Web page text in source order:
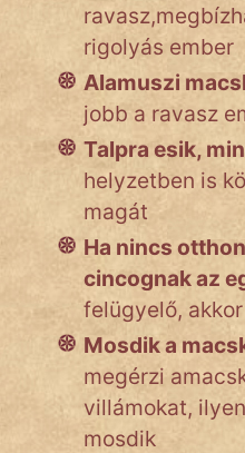
TÖRTÉNELEM
Népszerű szerzőink:
cinege
fantom
Jób Gedeon
Láron Ádám
mikkamakka
rigolyás ember
Alamuszi
jobb a ravasz
Talpra esik,
helyzetben is
magát
Ha nincs
cincognak az
felügyelő,
Mosdik a
megérzi
villámokat,
mosdik